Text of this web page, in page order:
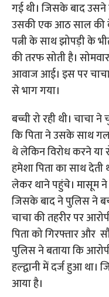
गई थी। जिसके बाद उसने
उसकी एक आठ साल की
पत्नी के साथ झोपड़ी के
की तरफ सोती है।
आवाज आई। इस पर
से भाग गया।
बच्ची रो रही थी। चाचा
कि पिता ने उसके साथ
थे लेकिन विरोध करने या
हमेशा पिता का साथ देती
लेकर थाने पहुंचे। मासूम ने
जिसके बाद ने पुलिस ने
चाचा की तहरीर पर
पिता को गिरफ्तार और
पुलिस ने बताया कि
हल्द्वानी में दर्ज हुआ
आया है।